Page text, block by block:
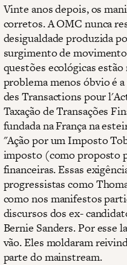
Vinte anos depois, os
corretos. A OMC nunca
desigualdade produzida
surgimento de
questões ecológicas
problema menos óbvio é
des Transactions pour
Taxação de Transações
fundada na França na
"Ação por um Imposto
imposto (como proposto
financeiras. Essas
progressistas como
como nos manifestos
discursos dos ex-
Bernie Sanders. Por esse
vão. Eles moldaram
parte do mainstream.